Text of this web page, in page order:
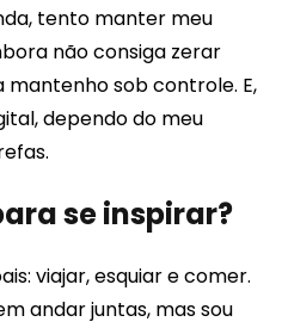
tento manter meu
não consiga zerar
mantenho sob controle. E,
dependo do meu
se inspirar?
viajar, esquiar e comer.
andar juntas, mas sou